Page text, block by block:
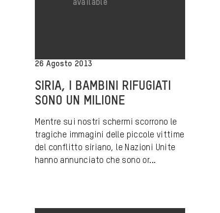
26 Agosto 2013
SIRIA, I BAMBINI RIFUGIATI
SONO UN MILIONE
Mentre sui nostri schermi scorrono le
tragiche immagini delle piccole vittime
del conflitto siriano, le Nazioni Unite
hanno annunciato che sono or...